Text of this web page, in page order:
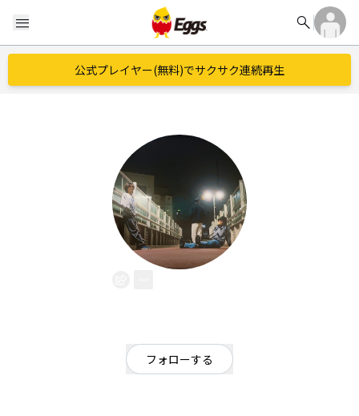
menu search
公式プレイヤー(無料)でサクサク連続再生
フォローする